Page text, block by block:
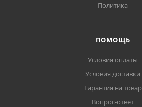
Политика
ПОМОЩЬ
Условия оплаты
Условия доставки
Гарантия на товар
Вопрос-ответ